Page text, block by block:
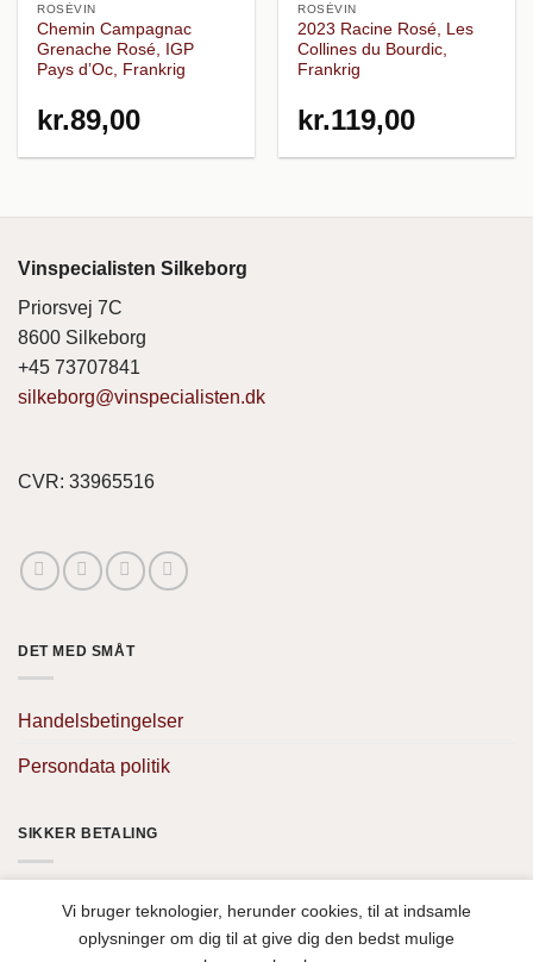
ROSÉVIN
Chemin Campagnac
Grenache Rosé, IGP
Pays d’Oc, Frankrig
kr.89,00
ROSÉVIN
2023 Racine Rosé, Les
Collines du Bourdic,
Frankrig
kr.119,00
Vinspecialisten Silkeborg
Priorsvej 7C
8600 Silkeborg
+45 73707841
silkeborg@vinspecialisten.dk
CVR: 33965516
DET MED SMÅT
Handelsbetingelser
Persondata politik
SIKKER BETALING
Vi bruger teknologier, herunder cookies, til at indsamle
oplysninger om dig til at give dig den bedst mulige